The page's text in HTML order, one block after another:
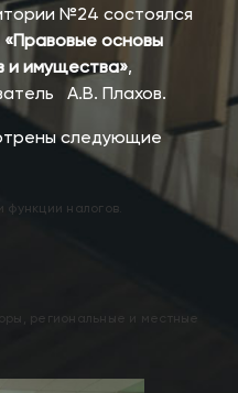
№24 состоялся
«Правовые основы
и имущества»,
А.В. Плахов.
следующие
налогов.
региональные и местные